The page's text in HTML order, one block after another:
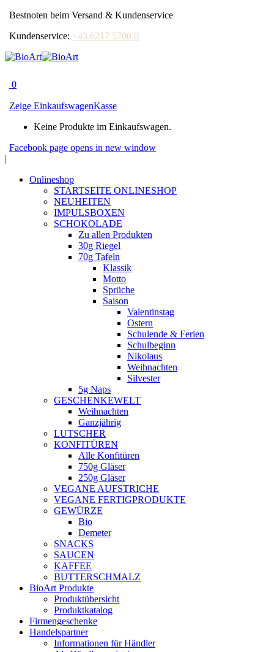
Bestnoten beim Versand & Kundenservice
Kundenservice: +43 6217 5700 0
0
Zeige EinkaufswagenKasse
Keine Produkte im Einkaufswagen.
Facebook page opens in new window
|
Onlineshop
STARTSEITE ONLINESHOP
NEUHEITEN
IMPULSBOXEN
SCHOKOLADE
Zu allen Produkten
30g Riegel
70g Tafeln
Klassik
Motto
Sprüche
Saison
Valentinstag
Ostern
Schulende & Ferien
Schulbeginn
Nikolaus
Weihnachten
Silvester
5g Naps
GESCHENKEWELT
Weihnachten
Ganzjährig
LUTSCHER
KONFITÜREN
Alle Konfitüren
750g Gläser
250g Gläser
VEGANE AUFSTRICHE
VEGANE FERTIGPRODUKTE
GEWÜRZE
Bio
Demeter
SNACKS
SAUCEN
KAFFEE
BUTTERSCHMALZ
BioArt Produkte
Produktübersicht
Produktkatalog
Firmengeschenke
Handelspartner
Informationen für Händler